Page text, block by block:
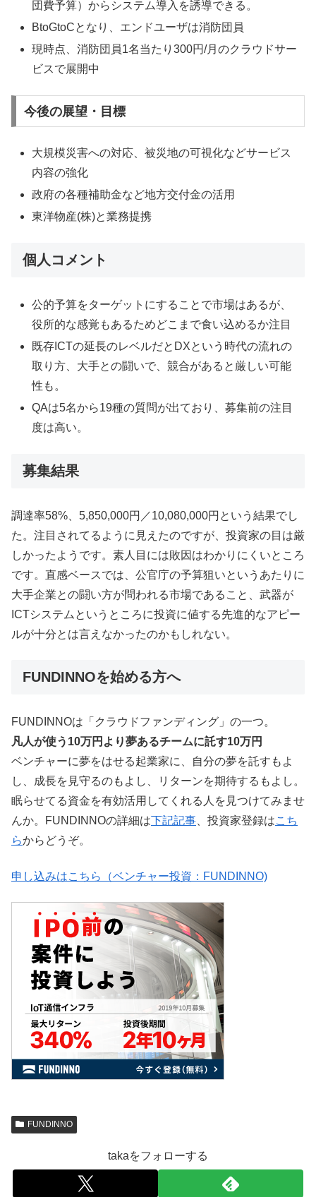
団費予算）からシステム導入を誘導できる。
BtoGtoCとなり、エンドユーザは消防団員
現時点、消防団員1名当たり300円/月のクラウドサー
ビスで展開中
今後の展望・目標
大規模災害への対応、被災地の可視化などサービス
内容の強化
政府の各種補助金など地方交付金の活用
東洋物産(株)と業務提携
個人コメント
公的予算をターゲットにすることで市場はあるが、
役所的な感覚もあるためどこまで食い込めるか注目
既存ICTの延長のレベルだとDXという時代の流れの
取り方、大手との闘いで、競合があると厳しい可能
性も。
QAは5名から19種の質問が出ており、募集前の注目
度は高い。
募集結果
調達率58%、5,850,000円／10,080,000円という結果でし
た。注目されてるように見えたのですが、投資家の目は厳
しかったようです。素人目には敗因はわかりにくいところ
です。直感ベースでは、公官庁の予算狙いというあたりに
大手企業との闘い方が問われる市場であること、武器が
ICTシステムというところに投資に値する先進的なアピー
ルが十分とは言えなかったのかもしれない。
FUNDINNOを始める方へ
FUNDINNOは「クラウドファンディング」の一つ。
凡人が使う10万円より夢あるチームに託す10万円
ベンチャーに夢をはせる起業家に、自分の夢を託すもよ
し、成長を見守るのもよし、リターンを期待するもよし。
眠らせてる資金を有効活用してくれる人を見つけてみませ
んか。FUNDINNOの詳細は下記記事 、投資家登録はこち
らからどうぞ。
申し込みはこちら（ベンチャー投資：FUNDINNO)
FUNDINNO
takaをフォローする